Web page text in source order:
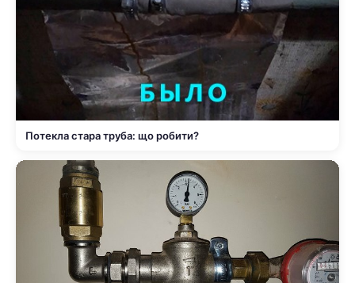
Потекла стара труба: що робити?